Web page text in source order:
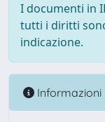
I documenti in
tutti i diritti
indicazione.
Informazioni